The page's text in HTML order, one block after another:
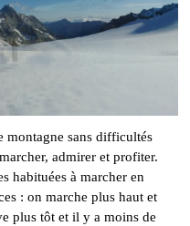
montagne sans difficultés
admirer et profiter.
habituées à marcher en
: on marche plus haut et
plus tôt et il y a moins de